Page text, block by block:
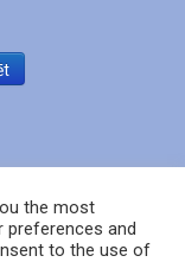
the most
preferences and
to the use of